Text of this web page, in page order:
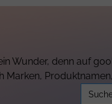
Wunder, denn auf
Marken,
Search
for: